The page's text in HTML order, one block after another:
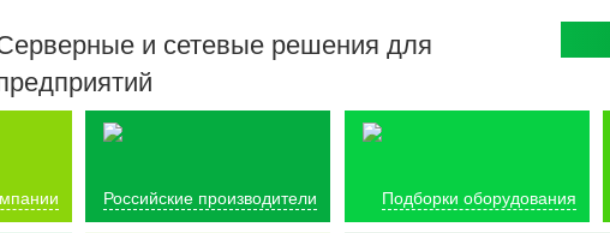
и сетевые решения для
Российские производители Подборки оборудования